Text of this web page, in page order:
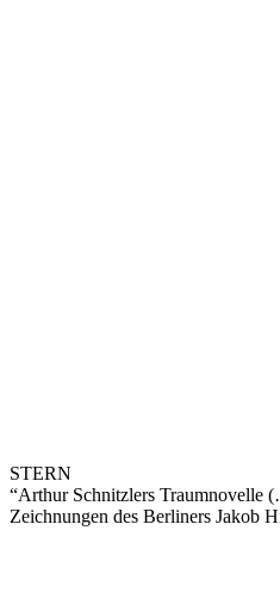
STERN
“Arthur Schnitzlers Traumnovelle
Zeichnungen des Berliners Jakob